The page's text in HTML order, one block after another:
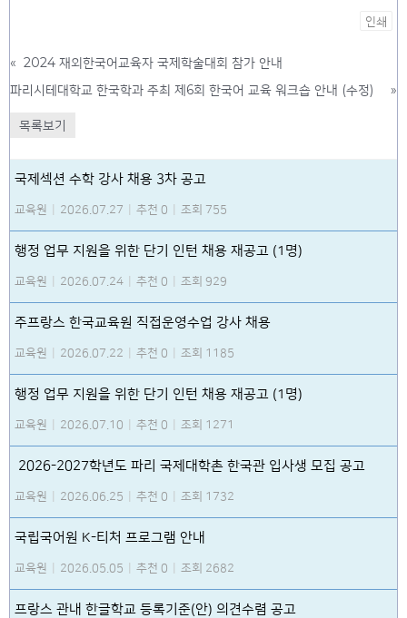
인쇄
« 2024 재외한국어교육자 국제학술대회 참가 안내
파리시테대학교 한국학과 주최 제6회 한국어 교육 워크숍 안내 (수정)
»
목록보기
국제섹션 수학 강사 채용 3차 공고
교육원 2026.07.27 추천 0 조회 755
행정 업무 지원을 위한 단기 인턴 채용 재공고 (1명)
교육원 2026.07.24 추천 0 조회 929
주프랑스 한국교육원 직접운영수업 강사 채용
교육원 2026.07.22 추천 0 조회 1185
행정 업무 지원을 위한 단기 인턴 채용 재공고 (1명)
교육원 2026.07.10 추천 0 조회 1271
2026-2027학년도 파리 국제대학촌 한국관 입사생 모집 공고
교육원 2026.06.25 추천 0 조회 1732
국립국어원 K-티처 프로그램 안내
교육원 2026.05.05 추천 0 조회 2682
프랑스 관내 한글학교 등록기준(안) 의견수렴 공고